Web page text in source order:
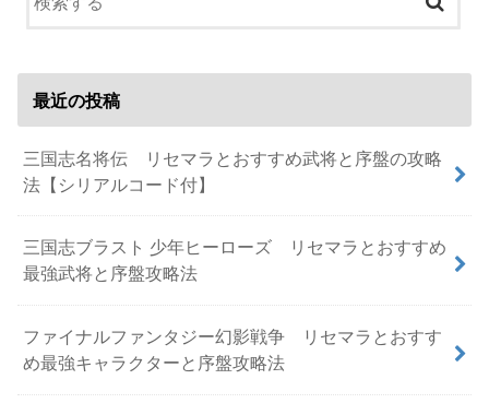
最近の投稿
三国志名将伝 リセマラとおすすめ武将と序盤の攻略
法【シリアルコード付】
三国志ブラスト 少年ヒーローズ リセマラとおすすめ
最強武将と序盤攻略法
ファイナルファンタジー幻影戦争 リセマラとおすす
め最強キャラクターと序盤攻略法